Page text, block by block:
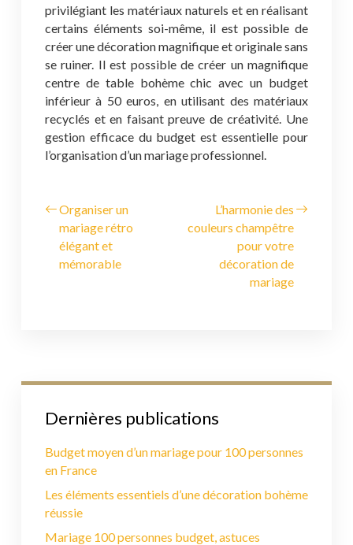
privilégiant les matériaux naturels et en réalisant
certains éléments soi-même, il est possible de
créer une décoration magnifique et originale sans
se ruiner. Il est possible de créer un magnifique
centre de table bohème chic avec un budget
inférieur à 50 euros, en utilisant des matériaux
recyclés et en faisant preuve de créativité. Une
gestion efficace du budget est essentielle pour
l’organisation d’un mariage professionnel.
Organiser un
mariage rétro
élégant et
mémorable
L’harmonie des
couleurs champêtre
pour votre
décoration de
mariage
Dernières publications
Budget moyen d’un mariage pour 100 personnes
en France
Les éléments essentiels d’une décoration bohème
réussie
Mariage 100 personnes budget, astuces